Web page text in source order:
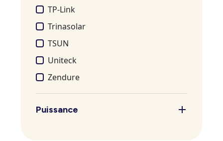
TP-Link
Trinasolar
TSUN
Uniteck
Zendure
Puissance